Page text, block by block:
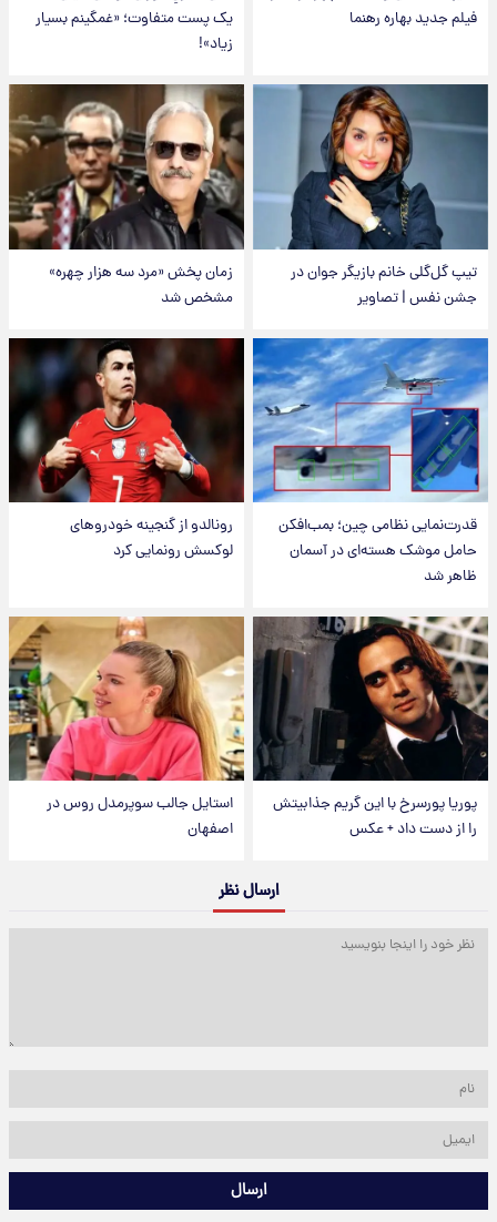
فیلم جدید بهاره رهنما
یک پست متفاوت؛ «غمگینم بسیار
زیاد»!
تیپ گل‌گلی خانم بازیگر جوان در
جشن نفس | تصاویر
زمان پخش «مرد سه هزار چهره»
مشخص شد
قدرت‌نمایی نظامی چین؛ بمب‌افکن
حامل موشک هسته‌ای در آسمان
ظاهر شد
رونالدو از گنجینه خودروهای
لوکسش رونمایی کرد
پوریا پورسرخ با این گریم جذابیتش
را از دست داد + عکس
استایل جالب سوپرمدل روس در
اصفهان
ارسال نظر
ارسال